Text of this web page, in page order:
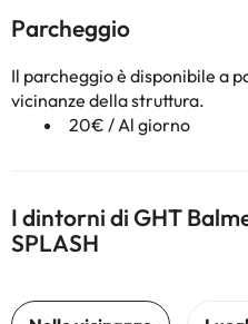
Parcheggio
Il parcheggio è disponibile a
vicinanze della struttura.
20€ / Al giorno
I dintorni di GHT
SPLASH